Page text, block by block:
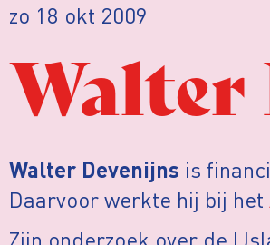
zo 18 okt 2009
Walter
Walter Devenijns is
Daarvoor werkte hij bij het